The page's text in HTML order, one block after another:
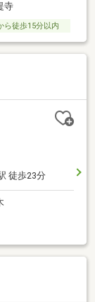
寺
ら徒歩15分以内
徒歩23分